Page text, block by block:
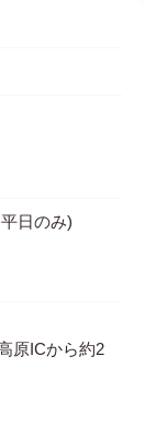
日のみ)
原ICから約2